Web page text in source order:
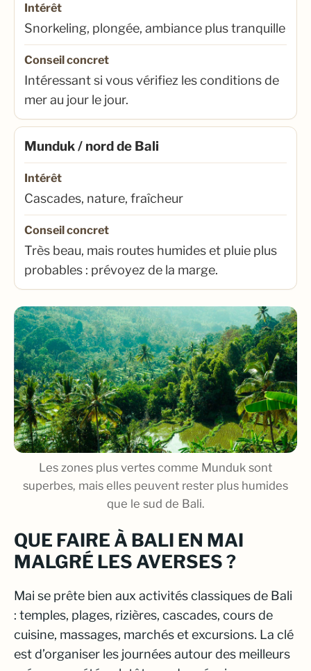
Intérêt
Snorkeling, plongée, ambiance plus tranquille
Conseil concret
Intéressant si vous vérifiez les conditions de
mer au jour le jour.
Munduk / nord de Bali
Intérêt
Cascades, nature, fraîcheur
Conseil concret
Très beau, mais routes humides et pluie plus
probables : prévoyez de la marge.
Les zones plus vertes comme Munduk sont
superbes, mais elles peuvent rester plus humides
que le sud de Bali.
QUE FAIRE À BALI EN MAI
MALGRÉ LES AVERSES ?
Mai se prête bien aux activités classiques de Bali
: temples, plages, rizières, cascades, cours de
cuisine, massages, marchés et excursions. La clé
est d’organiser les journées autour des meilleurs